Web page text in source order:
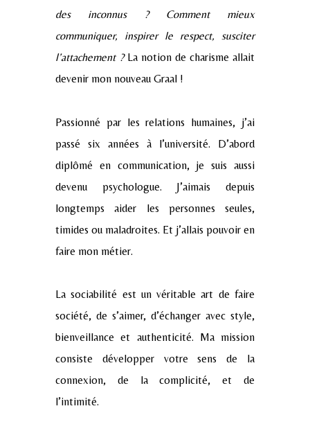
des inconnus ? Comment mieux
communiquer, inspirer le respect, susciter
l’attachement ?La notion de charisme allait
devenir mon nouveau Graal !
Passionné par les relations humaines, j’ai
passé six années à l’université. D’abord
diplômé en communication, je suis aussi
devenu psychologue. J’aimais depuis
longtemps aider les personnes seules,
timides ou maladroites. Et j’allais pouvoir en
faire mon métier.
La sociabilité est un véritable art de faire
société, de s’aimer, d’échanger avec style,
bienveillance et authenticité. Ma mission
consiste développer votre sens de la
connexion, de la complicité, et de
l’intimité.